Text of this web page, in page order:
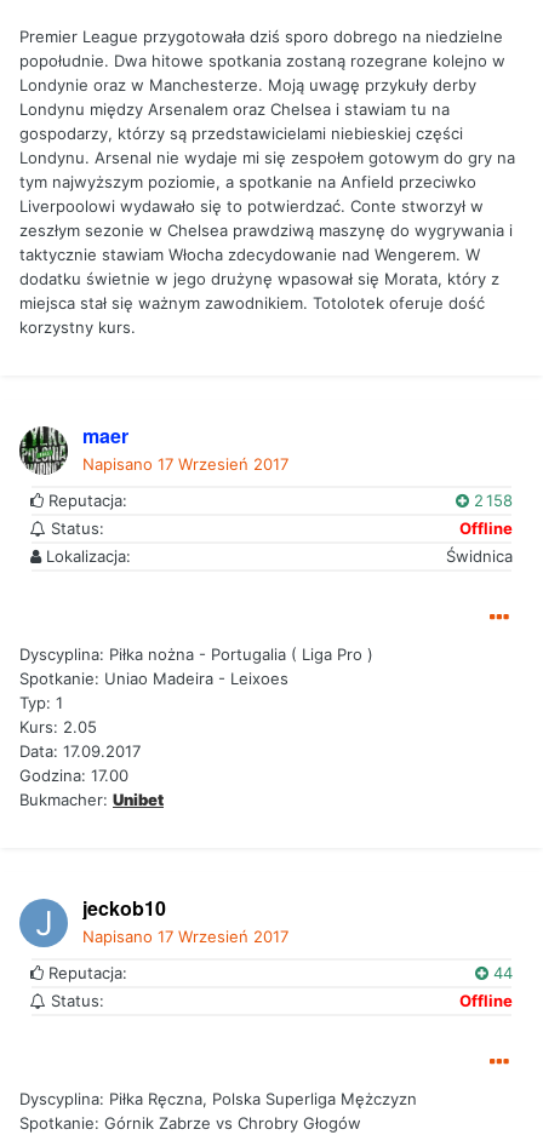
Premier League przygotowała dziś sporo dobrego na niedzielne
popołudnie. Dwa hitowe spotkania zostaną rozegrane kolejno w
Londynie oraz w Manchesterze. Moją uwagę przykuły derby
Londynu między Arsenalem oraz Chelsea i stawiam tu na
gospodarzy, którzy są przedstawicielami niebieskiej części
Londynu. Arsenal nie wydaje mi się zespołem gotowym do gry na
tym najwyższym poziomie, a spotkanie na Anfield przeciwko
Liverpoolowi wydawało się to potwierdzać. Conte stworzył w
zeszłym sezonie w Chelsea prawdziwą maszynę do wygrywania i
taktycznie stawiam Włocha zdecydowanie nad Wengerem. W
dodatku świetnie w jego drużynę wpasował się Morata, który z
miejsca stał się ważnym zawodnikiem. Totolotek oferuje dość
korzystny kurs.
maer
Napisano 17 Wrzesień 2017
Reputacja:
2 158
Status:
Offline
Lokalizacja:
Świdnica
Dyscyplina: Piłka nożna - Portugalia ( Liga Pro )
Spotkanie: Uniao Madeira - Leixoes
Typ: 1
Kurs: 2.05
Data: 17.09.2017
Godzina: 17.00
Bukmacher: Unibet
jeckob10
Napisano 17 Wrzesień 2017
Reputacja:
44
Status:
Offline
Dyscyplina: Piłka Ręczna, Polska Superliga Mężczyzn
Spotkanie: Górnik Zabrze vs Chrobry Głogów